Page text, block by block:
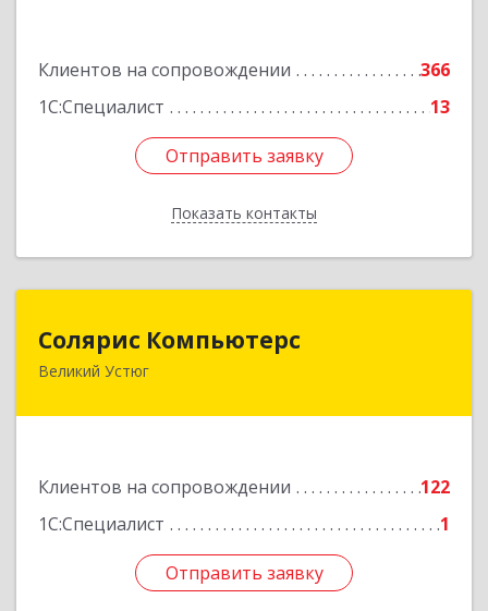
Клиентов на сопровождении
366
1С:Специалист
13
Отправить заявку
Показать контакты
Отправить заявку
Назад
Солярис Компьютерс
Великий Устюг
Клиентов на сопровождении
122
1С:Специалист
1
Отправить заявку
162390, Вологодская обл, Великий Устюг г,
Отправить заявку